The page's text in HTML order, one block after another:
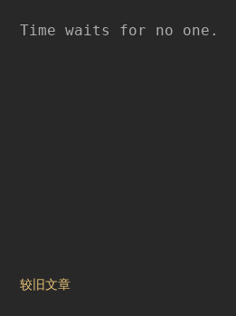
Time waits for no one.
文
较旧文章